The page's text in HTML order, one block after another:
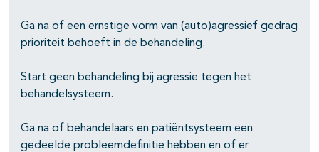
Ga na of een ernstige vorm van (auto)agressief gedrag
prioriteit behoeft in de behandeling.
Start geen behandeling bij agressie tegen het
behandelsysteem.
Ga na of behandelaars en patiëntsysteem een
gedeelde probleemdefi­nitie hebben en of er